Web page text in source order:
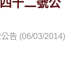
十二號公
告 (06/03/2014)